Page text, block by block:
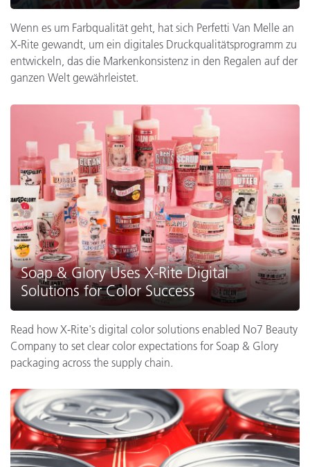
Wenn es um Farbqualität geht, hat sich Perfetti Van Melle an
X-Rite gewandt, um ein digitales Druckqualitätsprogramm zu
entwickeln, das die Markenkonsistenz in den Regalen auf der
ganzen Welt gewährleistet.
Soap & Glory Uses X-Rite Digital
Solutions for Color Success
Read how X-Rite's digital color solutions enabled No7 Beauty
Company to set clear color expectations for Soap & Glory
packaging across the supply chain.